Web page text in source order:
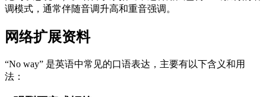
调模式，通常伴随音调升高和重音强调。
网络扩展资料
“No way” 是英语中常见的口语表达，主要有以下含义和用
法：